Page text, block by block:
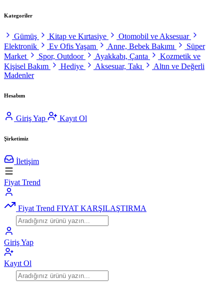
Kategoriler
Gümüş Kitap ve Kırtasiye
Otomobil ve Aksesuar
Elektronik
Ev Ofis Yaşam Anne, Bebek Bakımı
Süper
Market
Spor, Outdoor Ayakkabı, Çanta
Kozmetik ve
Kişisel Bakım
Hediye Aksesuar, Takı
Altın ve Değerli
Madenler
Hesabım
Giriş Yap Kayıt Ol
Şirketimiz
İletişim
Fiyat Trend
Fiyat Trend FIYAT KARŞILAŞTIRMA
Giriş Yap
Kayıt Ol